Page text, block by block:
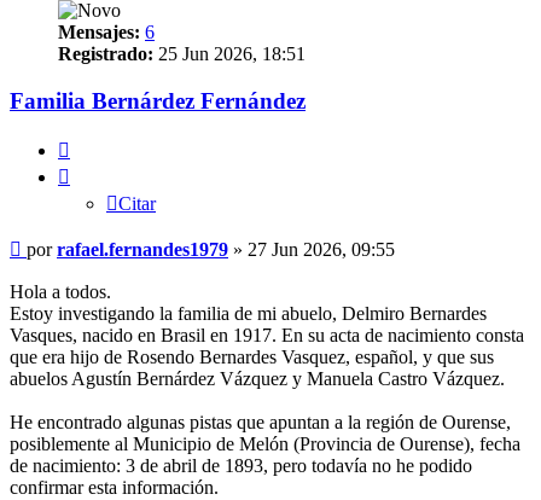
Mensajes: 6
Registrado: 25 Jun 2026, 18:51
Familia Bernárdez Fernández
Citar
Mensaje
porrafael.fernandes1979 » 27 Jun 2026, 09:55
Hola a todos.
Estoy investigando la familia de mi abuelo, Delmiro Bernardes
Vasques, nacido en Brasil en 1917. En su acta de nacimiento consta
que era hijo de Rosendo Bernardes Vasquez, español, y que sus
abuelos Agustín Bernárdez Vázquez y Manuela Castro Vázquez.
He encontrado algunas pistas que apuntan a la región de Ourense,
posiblemente al Municipio de Melón (Provincia de Ourense), fecha
de nacimiento: 3 de abril de 1893, pero todavía no he podido
confirmar esta información.